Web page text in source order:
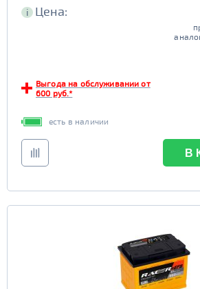
i Цена:
Выгода на обслуживании от
600 руб.*
есть в наличии
В